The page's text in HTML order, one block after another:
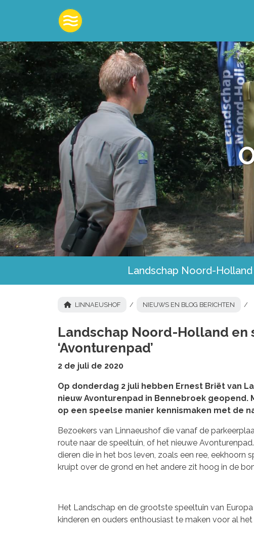
Landschap Noord-
LINNAEUSHOF NIEUWS EN BLOG BERICHTEN
Landschap Noord-Holland
‘Avonturenpad’
2 de juli de 2020
Op donderdag 2 juli hebben Ernest Briët van
nieuw Avonturenpad in Bennebroek
op een speelse manier kennismaken met de
Bezoekers van Linnaeushof die vanaf de
route naar de speeltuin, of het nieuwe
dieren die in het bos leven, zoals een ree,
kruipt over de grond en het andere zit hoog in de
Het Landschap en de grootste speeltuin van
kinderen en ouders enthousiast te maken voor al